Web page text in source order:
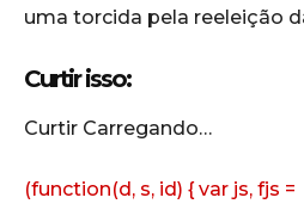
uma torcida pela reeleição
Curtir isso:
Curtir Carregando…
(function(d, s, id) { var js, fjs =